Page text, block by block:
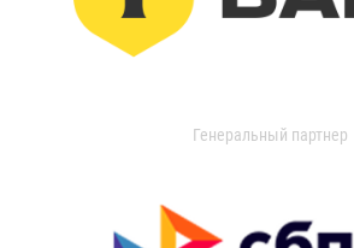
Генеральный партнер